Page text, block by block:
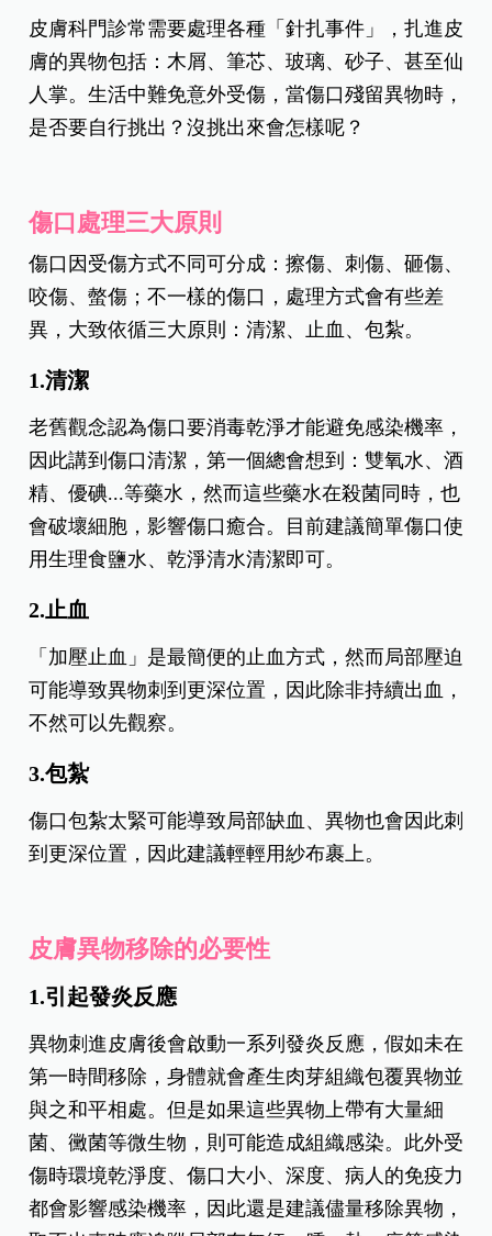
皮膚科門診常需要處理各種「針扎事件」，扎進皮
膚的異物包括：木屑、筆芯、玻璃、砂子、甚至仙
人掌。生活中難免意外受傷，當傷口殘留異物時，
是否要自行挑出？沒挑出來會怎樣呢？
傷口處理三大原則
傷口因受傷方式不同可分成：擦傷、刺傷、砸傷、
咬傷、螫傷；不一樣的傷口，處理方式會有些差
異，大致依循三大原則：清潔、止血、包紮。
1.清潔
老舊觀念認為傷口要消毒乾淨才能避免感染機率，
因此講到傷口清潔，第一個總會想到：雙氧水、酒
精、優碘...等藥水，然而這些藥水在殺菌同時，也
會破壞細胞，影響傷口癒合。目前建議簡單傷口使
用生理食鹽水、乾淨清水清潔即可。
2.止血
「加壓止血」是最簡便的止血方式，然而局部壓迫
可能導致異物刺到更深位置，因此除非持續出血，
不然可以先觀察。
3.包紮
傷口包紮太緊可能導致局部缺血、異物也會因此刺
到更深位置，因此建議輕輕用紗布裹上。
皮膚異物移除的必要性
1.引起發炎反應
異物刺進皮膚後會啟動一系列發炎反應，假如未在
第一時間移除，身體就會產生肉芽組織包覆異物並
與之和平相處。但是如果這些異物上帶有大量細
菌、黴菌等微生物，則可能造成組織感染。此外受
傷時環境乾淨度、傷口大小、深度、病人的免疫力
都會影響感染機率，因此還是建議儘量移除異物，